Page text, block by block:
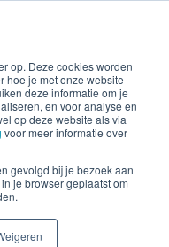
op. Deze cookies worden
hoe je met onze website
deze informatie om je
en voor analyse en
op deze website als via
voor meer informatie over
gevolgd bij je bezoek aan
je browser geplaatst om
e-